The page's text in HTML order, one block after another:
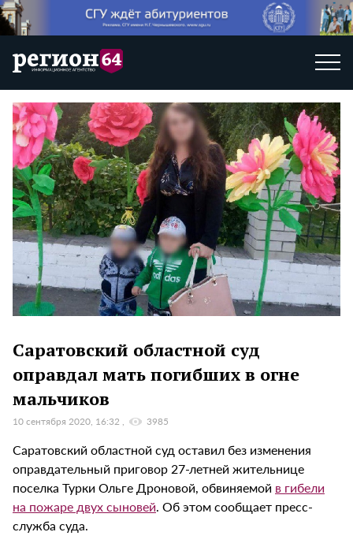
Саратовский областной суд
оправдал мать погибших в огне
мальчиков
10 сентября 2020, 16:32 3985
Саратовский областной суд оставил без изменения
оправдательный приговор 27-летней жительнице
поселка Турки Ольге Дроновой, обвиняемой в гибели
на пожаре двух сыновей. Об этом сообщает пресс-
служба суда.